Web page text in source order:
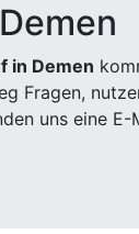
in Demen
Fragen,
uns eine E-